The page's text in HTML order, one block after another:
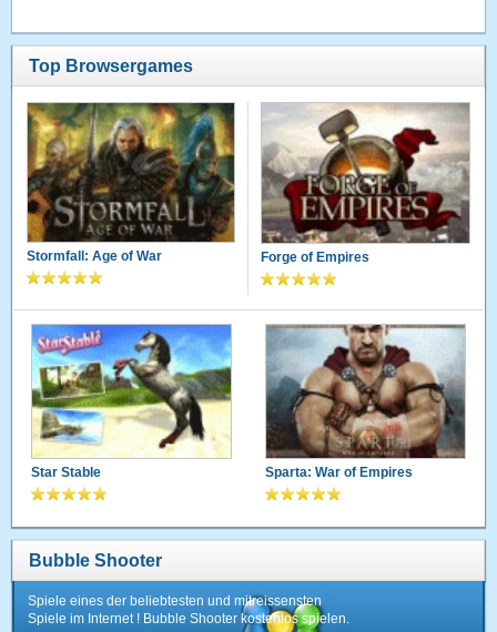
Top Browsergames
Stormfall: Age of War Forge of Empires
Star Stable Sparta: War of Empires
Bubble Shooter
Spiele eines der beliebtesten und mitreissensten
Spiele im Internet ! Bubble Shooter kostenlos spielen.